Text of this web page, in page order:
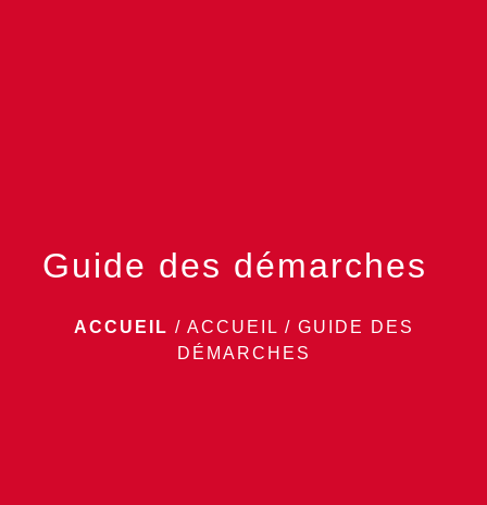
Guide des démarches
ACCUEIL / ACCUEIL / GUIDE DES
DÉMARCHES